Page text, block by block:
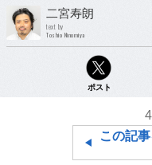
二宮寿朗
text by
Toshio Ninomiya
ポスト
4
この記